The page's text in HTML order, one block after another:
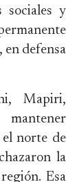
sociales y
en defensa
Mapiri,
el norte de
la
Esa